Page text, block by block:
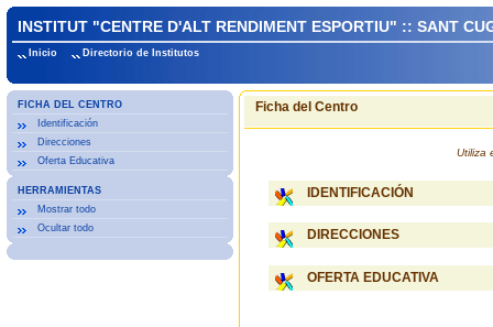
INSTITUT "CENTRE D'ALT RENDIMENT ESPORTIU" :: SANT
Inicio Directorio de Institutos
FICHA DEL CENTRO
Identificación
Direcciones
Oferta Educativa
HERRAMIENTAS
Mostrar todo
Ocultar todo
Ficha del Centro
Utiliza
IDENTIFICACIÓN
DIRECCIONES
OFERTA EDUCATIVA